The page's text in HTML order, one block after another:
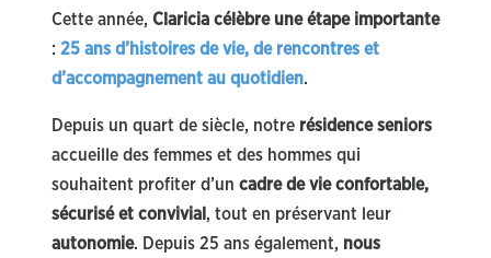
Cette année, Claricia célèbre une étape importante
: 25 ans d’histoires de vie, de rencontres et
d’accompagnement au quotidien.
Depuis un quart de siècle, notre résidence seniors
accueille des femmes et des hommes qui
souhaitent profiter d’un cadre de vie confortable,
sécurisé et convivial , tout en préservant leur
autonomie. Depuis 25 ans également, nous